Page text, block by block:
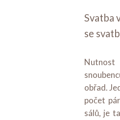
Svatba
se
Nutnost
obřad.
počet
sálů, je